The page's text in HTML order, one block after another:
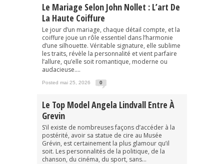
Le Mariage Selon John Nollet : L’art De
La Haute Coiffure
Le jour d’un mariage, chaque détail compte, et la
coiffure joue un rôle essentiel dans l’harmonie
d’une silhouette. Véritable signature, elle sublime
les traits, révèle la personnalité et vient parfaire
l’allure, qu’elle soit romantique, moderne ou
audacieuse....
Posted mai 25, 2026 0
Le Top Model Angela Lindvall Entre À
Grevin
S’il existe de nombreuses façons d’accéder à la
postérité, avoir sa statue de cire au Musée
Grévin, est certainement la plus glamour qu’il
soit. Les personnalités de la politique, de la
chanson, du cinéma, du sport, sans...